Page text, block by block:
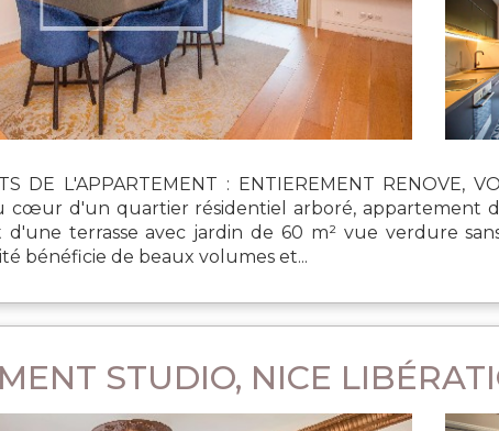
DE L'APPARTEMENT : ENTIEREMENT RENOVE,
cœur d'un quartier résidentiel arboré, appartement
terrasse avec jardin de 60 m² vue verdure
bénéficie de beaux volumes et...
STUDIO, NICE